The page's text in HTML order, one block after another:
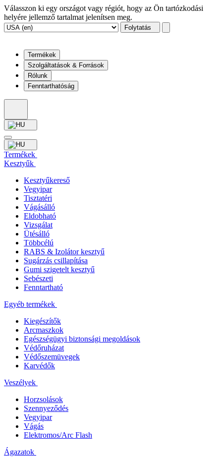
Válasszon ki egy országot vagy régiót, hogy az Ön tartózkodási
helyére jellemző tartalmat jelenítsen meg.
Folytatás
Termékek
Szolgáltatások & Források
Rólunk
Fenntarthatóság
Termékek
Kesztyűk
Kesztyűkereső
Vegyipar
Tisztatéri
Vágásálló
Eldobható
Vizsgálat
Ütésálló
Többcélú
RABS & Izolátor kesztyű
Sugárzás csillapítása
Gumi szigetelt kesztyű
Sebészeti
Fenntartható
Egyéb termékek
Kiegészítők
Arcmaszkok
Egészségügyi biztonsági megoldások
Védőruházat
Védőszemüvegek
Karvédők
Veszélyek
Horzsolások
Szennyeződés
Vegyipar
Vágás
Elektromos/Arc Flash
Ágazatok